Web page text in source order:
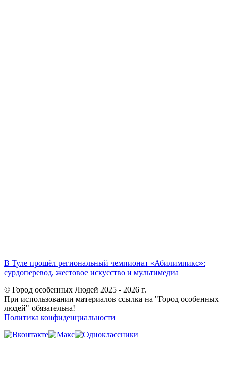
В Туле прошёл региональный чемпионат «Абилимпикс»:
сурдоперевод, жестовое искусство и мультимедиа
© Город особенных Людей 2025 - 2026 г.
При использовании материалов ссылка на "Город особенных
людей" обязательна!
Политика конфиденциальности